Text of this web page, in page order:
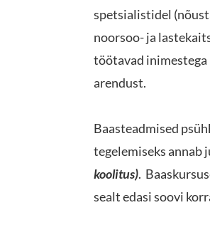
spetsialistidel
noorsoo- ja
töötavad
arendust.
Baasteadmised
tegelemiseks annab
koolitus).
sealt edasi soovi